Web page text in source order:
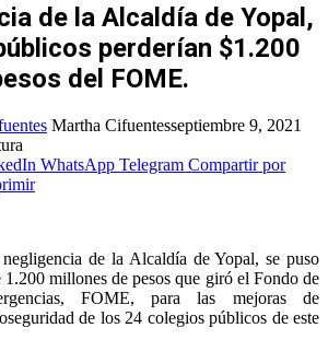
de la Alcaldía de Yopal,
perderían $1.200
del FOME.
Martha Cifuentesseptiembre 9, 2021
WhatsApp Telegram Compartir por
de la Alcaldía de Yopal, se puso
1.200 millones de pesos que giró el Fondo de
FOME, para las mejoras de
de los 24 colegios públicos de este